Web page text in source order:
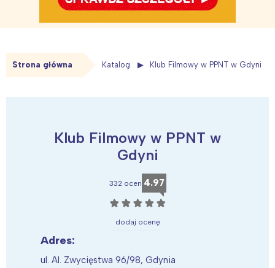
Strona główna Katalog Klub Filmowy w PPNT w Gdyni
Klub Filmowy w PPNT w
Gdyni
332 ocen 4.97
☆ ☆ ☆ ☆ ☆
dodaj ocenę
Adres:
ul. Al. Zwycięstwa 96/98, Gdynia